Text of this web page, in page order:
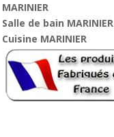
MARINIER
Salle de bain MARINIER
Cuisine MARINIER